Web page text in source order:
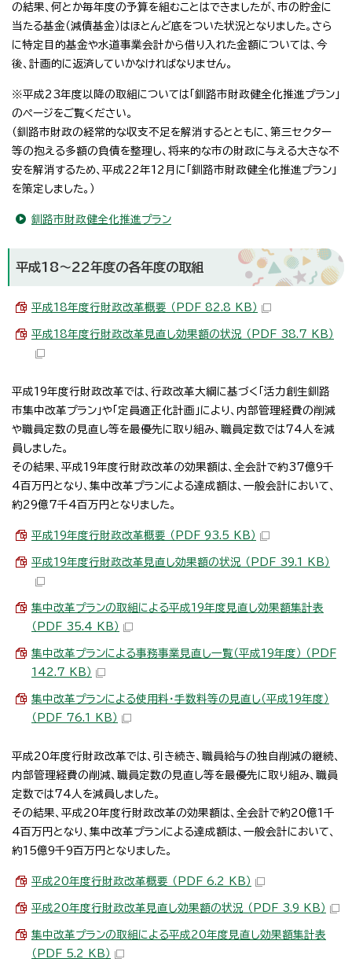
の結果、何とか毎年度の予算を組むことはできましたが、市の貯金に
当たる基金（減債基金）はほとんど底をついた状況となりました。さら
に特定目的基金や水道事業会計から借り入れた金額については、今
後、計画的に返済していかなければなりません。
※平成23年度以降の取組については「釧路市財政健全化推進プラン」
のページをご覧ください。
（釧路市財政の経常的な収支不足を解消するとともに、第三セクター
等の抱える多額の負債を整理し、将来的な市の財政に与える大きな不
安を解消するため、平成22年12月に「釧路市財政健全化推進プラン」
を策定しました。）
釧路市財政健全化推進プラン
平成18～22年度の各年度の取組
平成18年度行財政改革概要 （PDF 82.8 KB）
平成18年度行財政改革見直し効果額の状況 （PDF 38.7 KB）
平成19年度行財政改革では、行政改革大綱に基づく「活力創生釧路
市集中改革プラン」や「定員適正化計画」により、内部管理経費の削減
や職員定数の見直し等を最優先に取り組み、職員定数では74人を減
員しました。
その結果、平成19年度行財政改革の効果額は、全会計で約37億9千
4百万円となり、集中改革プランによる達成額は、一般会計において、
約29億7千4百万円となりました。
平成19年度行財政改革概要 （PDF 93.5 KB）
平成19年度行財政改革見直し効果額の状況 （PDF 39.1 KB）
集中改革プランの取組による平成19年度見直し効果額集計表
（PDF 35.4 KB）
集中改革プランによる事務事業見直し一覧（平成19年度） （PDF
142.7 KB）
集中改革プランによる使用料・手数料等の見直し（平成19年度）
（PDF 76.1 KB）
平成20年度行財政改革では、引き続き、職員給与の独自削減の継続、
内部管理経費の削減、職員定数の見直し等を最優先に取り組み、職員
定数では74人を減員しました。
その結果、平成20年度行財政改革の効果額は、全会計で約20億1千
4百万円となり、集中改革プランによる達成額は、一般会計において、
約15億9千9百万円となりました。
平成20年度行財政改革概要 （PDF 6.2 KB）
平成20年度行財政改革見直し効果額の状況 （PDF 3.9 KB）
集中改革プランの取組による平成20年度見直し効果額集計表
（PDF 5.2 KB）